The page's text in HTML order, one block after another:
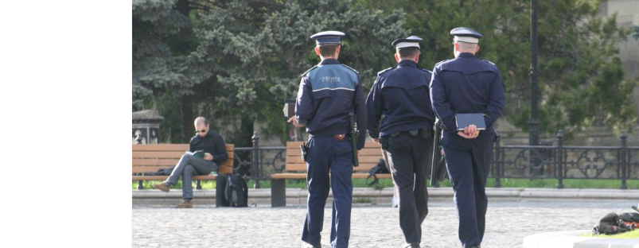
Miresme de lavandă, mentă și flori de vară și râsete de copii la Carașova VIDEO
ANUNȚ OPRIRE APĂ în Reșița – avarie – 04.08.2026 – str. Văliugului și Plastomet
ANUNŢ OPRIRE APĂ în CARANSEBEȘ – 04.08.2026 – avarie – Calea Severinului
ANUNŢ OPRIRE APĂ în CARANSEBEȘ avarie
ANUNȚ OPRIRE APĂ în Reșița, cartier Țerova – avarie – 04.08.2026